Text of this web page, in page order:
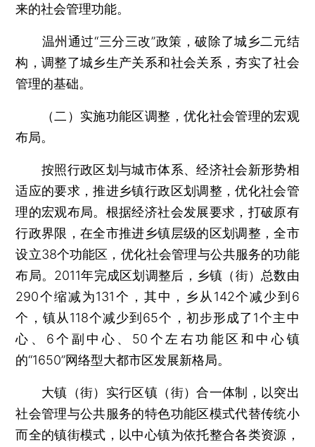
来的社会管理功能。
温州通过“三分三改”政策，破除了城乡二元结
构，调整了城乡生产关系和社会关系，夯实了社会
管理的基础。
（二）实施功能区调整，优化社会管理的宏观
布局。
按照行政区划与城市体系、经济社会新形势相
适应的要求，推进乡镇行政区划调整，优化社会管
理的宏观布局。根据经济社会发展要求，打破原有
行政界限，在全市推进乡镇层级的区划调整，全市
设立38个功能区，优化社会管理与公共服务的功能
布局。2011年完成区划调整后，乡镇（街）总数由
290个缩减为131个，其中，乡从142个减少到6
个，镇从118个减少到65个，初步形成了1个主中
心、6个副中心、50个左右功能区和中心镇
的“1650”网络型大都市区发展新格局。
大镇（街）实行区镇（街）合一体制，以突出
社会管理与公共服务的特色功能区模式代替传统小
而全的镇街模式，以中心镇为依托整合各类资源，